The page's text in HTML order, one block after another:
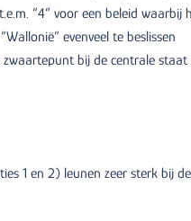
“4” voor een beleid waarbij
evenveel te beslissen
zwaartepunt bij de centrale
1 en 2) leunen zeer sterk bij